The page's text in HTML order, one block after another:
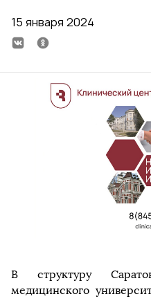
15 января 2024
В структуру
медицинского